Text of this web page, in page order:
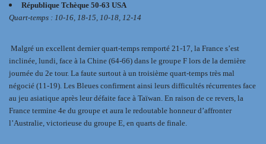
République Tchèque 50-63 USA
Quart-temps : 10-16, 18-15, 10-18, 12-14
Malgré un excellent dernier quart-temps remporté 21-17, la France s’est
inclinée, lundi, face à la Chine (64-66) dans le groupe F lors de la dernière
journée du 2e tour. La faute surtout à un troisième quart-temps très mal
négocié (11-19). Les Bleues confirment ainsi leurs difficultés récurrentes face
au jeu asiatique après leur défaite face à Taïwan. En raison de ce revers, la
France termine 4e du groupe et aura le redoutable honneur d’affronter
l’Australie, victorieuse du groupe E, en quarts de finale.